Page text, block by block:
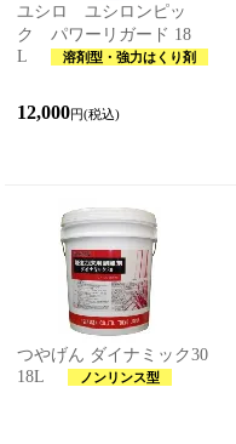
ユシロ ユシロンピッ
ク パワーリガード 18
L
溶剤型・強力はくり剤
12,000円(税込)
つやげん ダイナミック30
18L
ノンリンス型